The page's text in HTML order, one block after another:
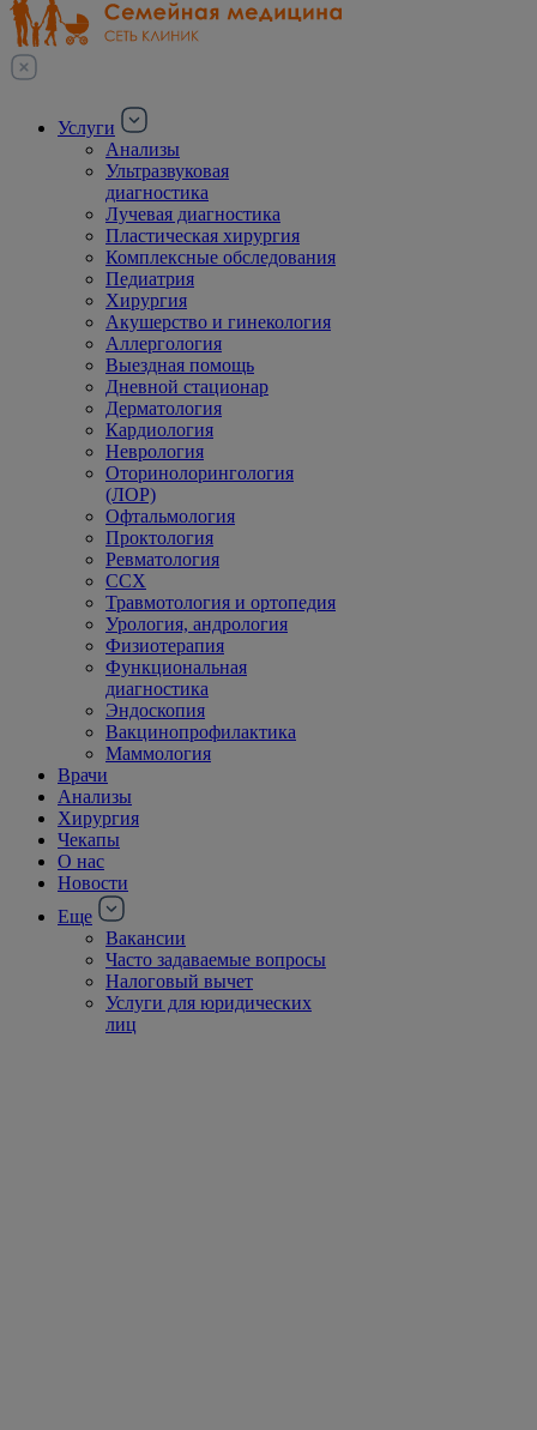
Услуги
Анализы
Ультразвуковая
диагностика
Лучевая диагностика
Пластическая хирургия
Комплексные обследования
Педиатрия
Хирургия
Акушерство и гинекология
Аллергология
Выездная помощь
Дневной стационар
Дерматология
Кардиология
Неврология
Оторинолорингология
(ЛОР)
Офтальмология
Проктология
Ревматология
ССХ
Травмотология и ортопедия
Урология, андрология
Физиотерапия
Функциональная
диагностика
Эндоскопия
Вакцинопрофилактика
Маммология
Врачи
Анализы
Хирургия
Чекапы
О нас
Новости
Еще
Вакансии
Часто задаваемые вопросы
Налоговый вычет
Услуги для юридических
лиц